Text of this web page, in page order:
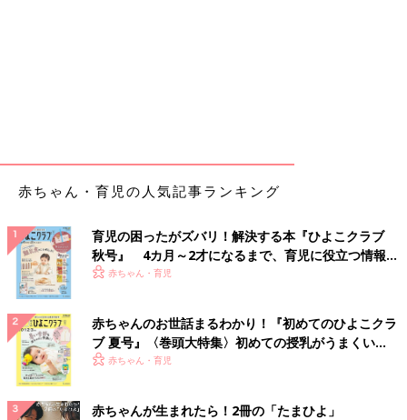
赤ちゃん・育児の人気記事ランキング
育児の困ったがズバリ！解決する本『ひよこクラブ
秋号』 4カ月～2才になるまで、育児に役立つ情報が
いっぱい！
赤ちゃん・育児
赤ちゃんのお世話まるわかり！『初めてのひよこクラ
ブ 夏号』〈巻頭大特集〉初めての授乳がうまくい
く！ おっぱい・ミルクの基本と夏のトラブル 解決テ
赤ちゃん・育児
赤ちゃんが生まれたら！2冊の「たまひよ」